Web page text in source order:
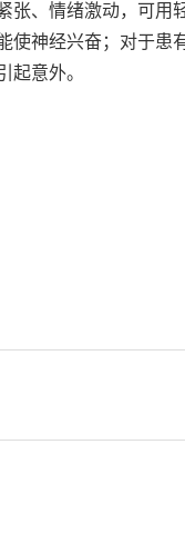
张、情绪激动，可
使神经兴奋；对于
起意外。